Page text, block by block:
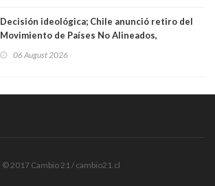
Decisión ideológica; Chile anunció retiro del
Movimiento de Países No Alineados,
1971. Excanciller Insulza lamentó decisión
06 August 2026
© 2017 Cambio 21 / cambio21.cl